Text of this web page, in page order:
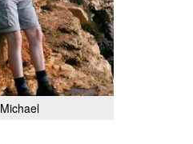
Michael